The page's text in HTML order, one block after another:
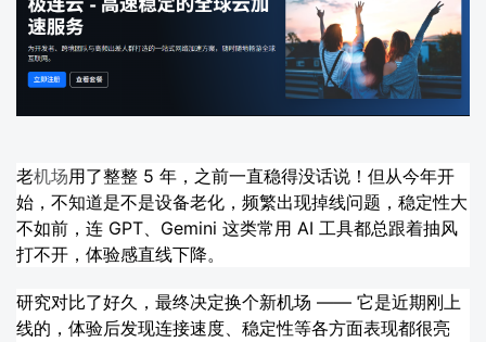
老机场用了整整 5 年，之前一直稳得没话说！但从今年开
始，不知道是不是设备老化，频繁出现掉线问题，稳定性大
不如前，连 GPT、Gemini 这类常用 AI 工具都总跟着抽风
打不开，体验感直线下降。
研究对比了好久，最终决定换个新机场 —— 它是近期刚上
线的，体验后发现连接速度、稳定性等各方面表现都很亮